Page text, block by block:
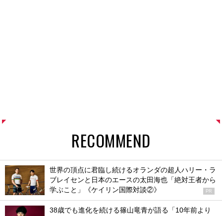
RECOMMEND
世界の頂点に君臨し続けるオランダの超人ハリー・ラ
ブレイセンと日本のエースの太田海也「絶対王者から
学ぶこと」《ケイリン国際対談②》
PR
38歳でも進化を続ける篠山竜青が語る「10年前より